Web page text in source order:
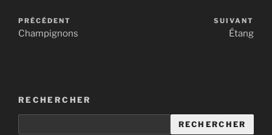
PRÉCÉDENT
Champignons
SUIVANT
Étang
RECHERCHER
RECHERCHER